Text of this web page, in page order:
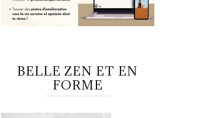
BELLE ZEN ET EN
FORME